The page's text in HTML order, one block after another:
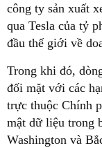
công ty sản xuất
qua Tesla của tỷ
đầu thế giới về
Trong khi đó,
đối mặt với các
trực thuộc Chính
mật dữ liệu trong
Washington và